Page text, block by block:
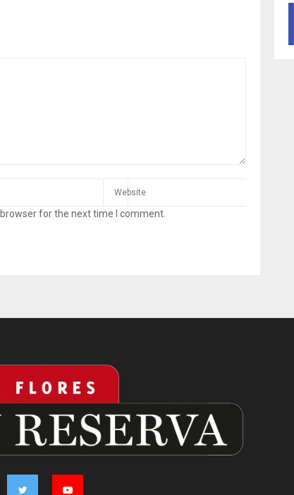
for the next time I comment.